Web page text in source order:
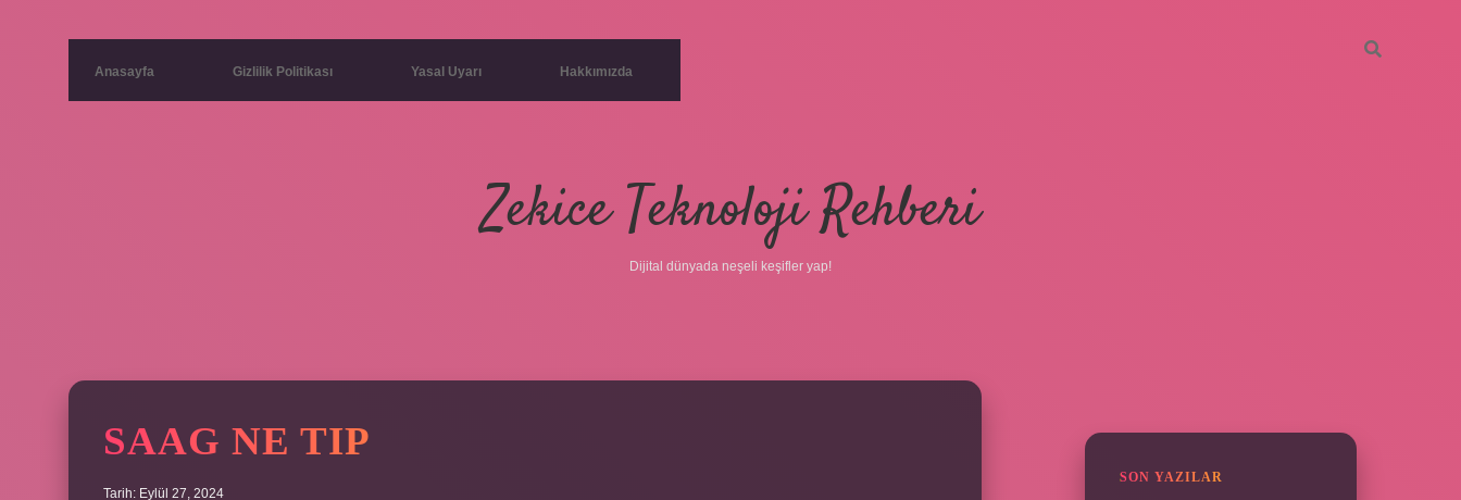
Anasayfa Gizlilik Politikası Yasal Uyarı Hakkımızda
Zekice Teknoloji Rehberi
Dijital dünyada neşeli keşifler yap!
SAAG NE TIP
Tarih: Eylül 27, 2024
SON YAZILAR